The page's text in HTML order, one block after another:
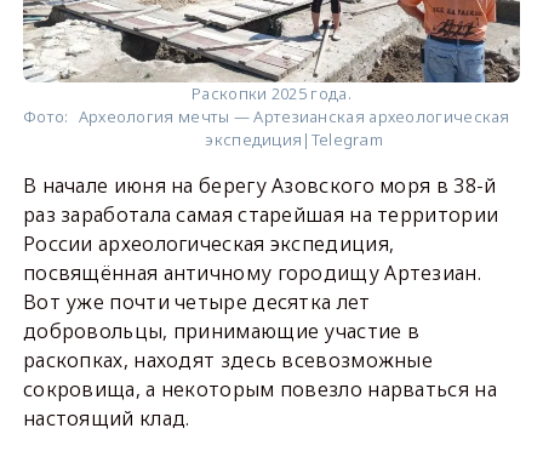
Раскопки 2025 года.
Фото: Археология мечты — Артезианская археологическая
экспедиция|Telegram
В начале июня на берегу Азовского моря в 38-й
раз заработала самая старейшая на территории
России археологическая экспедиция,
посвящённая античному городищу Артезиан.
Вот уже почти четыре десятка лет
добровольцы, принимающие участие в
раскопках, находят здесь всевозможные
сокровища, а некоторым повезло нарваться на
настоящий клад.